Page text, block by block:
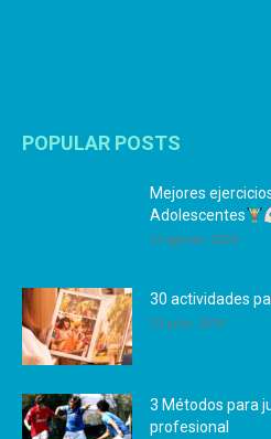
POPULAR POSTS
Mejores
Adolescentes
12 agosto, 2024
30 actividades
25 julio, 2019
3 Métodos para
profesional